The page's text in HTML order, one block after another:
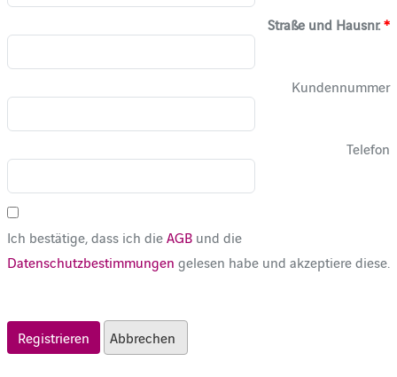
Straße und Hausnr.*
Kundennummer
Telefon
Ich bestätige, dass ich dieAGB und die
Datenschutzbestimmungen gelesen habe und akzeptiere diese.
Abbrechen